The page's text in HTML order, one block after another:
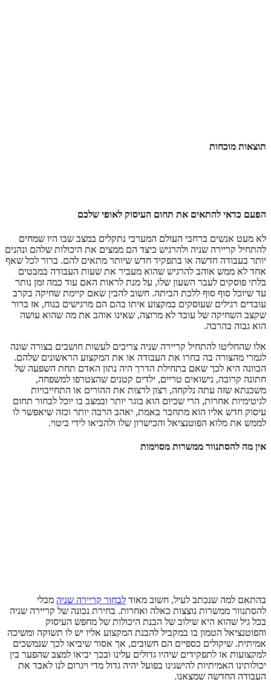
תוצאות מוכחות
הפעם כדאי להתאים את תחום העיסוק לאופי שלכם
לא מעט אנשים ברחבי העולם המערבי נתקלים במצב שבו היו שמחים
להתחיל קריירה שניה ולהרגיש כיצד הם ממצים את היכולות שלהם ונהנים
יותר בעבודה חדשה או בתפקיד חדש שיותר מתאים להם. ברור לכל שאף
אחד לא ממש אוהב להרגיש שהוא מעביר את שעות העבודה במבטים
בלתי פוסקים לעבר השעון שלו, על מנת לראות האם עוד כמה זמן נותר
עד שיוכל סוף סוף ללכת הביתה. חשוב להבין שאם קיימת שחיקה בקרב
עובדים רגילים שעוסקים במקצוע איתו בהם הם מרגישים בנוח, אז ברור
שקצב השחיקה של עובד לא מרוצה, שאינו אוהב את מה שהוא עושה
הוא גבוה בהרבה.
אלו שהחליטו להתחיל קריירה שניה צריכים לעשות חושבים בצורה שונה
לגמרי מהצורה בה בחרו את העבודה או את המקצוע הראשונים שלהם.
הכוונה היא לכך שאם בתחילת הדרך היה נתון האדם תחת השפעה של
חתונה קרובה, נישואים טריים, ילדים קטנים שהצטרפו למשפחה,
משכנתא שזה עתה נלקחה, רצון לרצות את ההורים או התחייבויות
לגיטימיות אחרות, הרי שכיום הוא בוגר יותר ובמצב בו יוכל לבחור תחום
עיסוק חדש אליו הוא מתחבר באמת, יאהב הרבה יותר וכזה שיאפשר לו
לממש את מלוא הפוטנציאל והכישרון שלו ולהביאו לידי ביטוי.
אין מה להסתנוור ממשרות מסוימות
בהתאם למה שנכתב לעיל, חשוב מאוד לבחור קריירה שניה מבלי
להסתנוור ממשרות נוצצות כאלה ואחרות. בחירת נכונה של קריירה שניה
בכל גיל שהוא היא שילוב של הבנת היכולות של מחפש העיסוק
והפוטנציאל הטמון בו במקביל להבנת המקצוע אליו יש לו תשוקה ומשיכה
אמיתית. שיקולים כספיים הם חשובים, אך אסור שיביאו לכך שנמשכים
למקצועות או לתפקידים שיהיו גדולים עלינו ובכך יביאו למצב שהפער בין
יכולותינו האמיתיות להישגינו בפועל יהיה גדול מדי ויגרום לנו לאבד את
העבודה החדשה שמצאנו.